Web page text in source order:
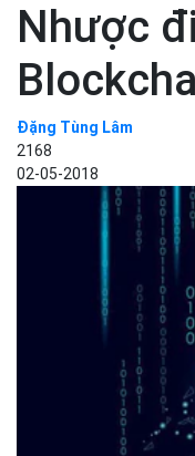
Nhược
Đặng Tùng Lâm
2168
02-05-2018
Bizfly Cloud
hôm
Tiến Vĩnh tại cộng đồng
Blockchain được biết
tiền mã hóa nổi tiếng
gây bão trên thị
trong giới công nghệ.
dụng Blockchain ngày
ngày càng cao. Công
công nghệ được cho